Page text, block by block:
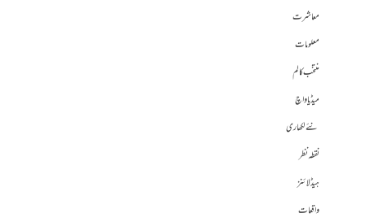
معاشرت
معلومات
منتخب کالم
میڈیا واچ
نئے لکھاری
نقطہ نظر
ہیڈلائنز
واقعات